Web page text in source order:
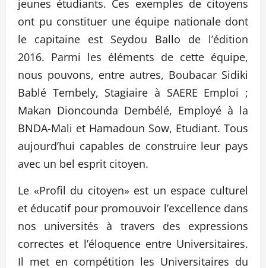
jeunes étudiants. Ces exemples de citoyens
ont pu constituer une équipe nationale dont
le capitaine est Seydou Ballo de l’édition
2016. Parmi les éléments de cette équipe,
nous pouvons, entre autres, Boubacar Sidiki
Bablé Tembely, Stagiaire à SAERE Emploi ;
Makan Dioncounda Dembélé, Employé à la
BNDA-Mali et Hamadoun Sow, Etudiant. Tous
aujourd’hui capables de construire leur pays
avec un bel esprit citoyen.
Le «Profil du citoyen» est un espace culturel
et éducatif pour promouvoir l’excellence dans
nos universités à travers des expressions
correctes et l’éloquence entre Universitaires.
Il met en compétition les Universitaires du